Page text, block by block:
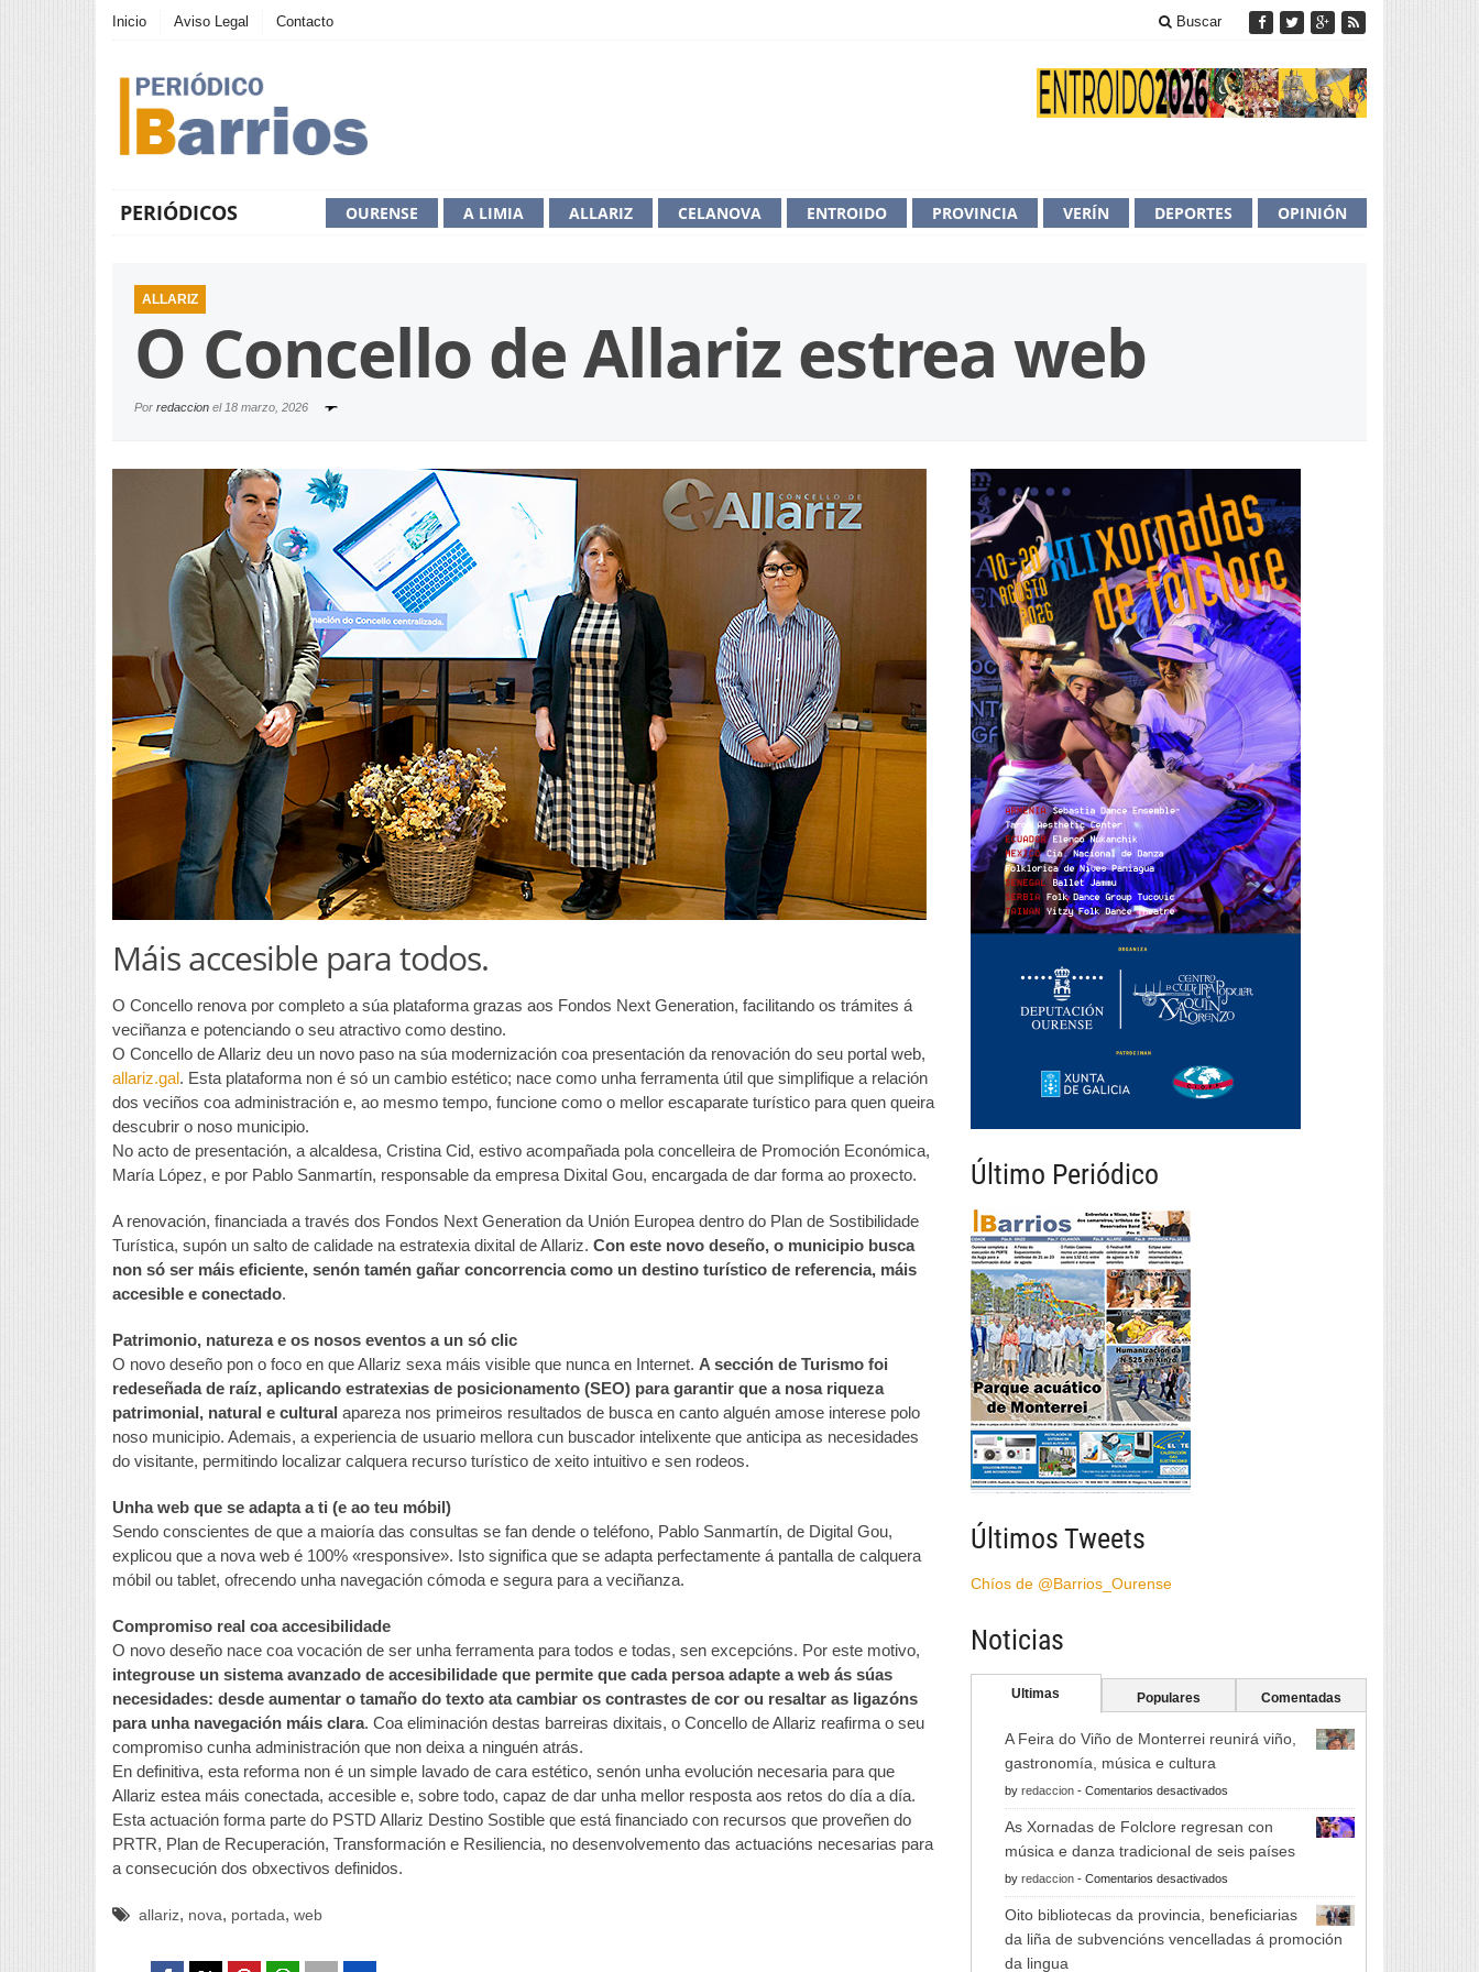
Inicio Aviso Legal Contacto Buscar
PERIÓDICOS OPINIÓN
DEPORTES
VERÍN
PROVINCIA
ENTROIDO
CELANOVA
ALLARIZ
A LIMIA
OURENSE
ALLARIZ
O Concello de Allariz estrea web
Por redaccion el 18 marzo, 2026
Máis accesible para todos.
O Concello renova por completo a súa plataforma grazas aos Fondos Next Generation, facilitando os trámites á
veciñanza e potenciando o seu atractivo como destino.
O Concello de Allariz deu un novo paso na súa modernización coa presentación da renovación do seu portal web,
allariz.gal. Esta plataforma non é só un cambio estético; nace como unha ferramenta útil que simplifique a relación
dos veciños coa administración e, ao mesmo tempo, funcione como o mellor escaparate turístico para quen queira
descubrir o noso municipio.
No acto de presentación, a alcaldesa, Cristina Cid, estivo acompañada pola concelleira de Promoción Económica,
María López, e por Pablo Sanmartín, responsable da empresa Dixital Gou, encargada de dar forma ao proxecto.
A renovación, financiada a través dos Fondos Next Generation da Unión Europea dentro do Plan de Sostibilidade
Turística, supón un salto de calidade na estratexia dixital de Allariz. Con este novo deseño, o municipio busca
non só ser máis eficiente, senón tamén gañar concorrencia como un destino turístico de referencia, máis
accesible e conectado.
Patrimonio, natureza e os nosos eventos a un só clic
O novo deseño pon o foco en que Allariz sexa máis visible que nunca en Internet. A sección de Turismo foi
redeseñada de raíz, aplicando estratexias de posicionamento (SEO) para garantir que a nosa riqueza
patrimonial, natural e cultural apareza nos primeiros resultados de busca en canto alguén amose interese polo
noso municipio. Ademais, a experiencia de usuario mellora cun buscador intelixente que anticipa as necesidades
do visitante, permitindo localizar calquera recurso turístico de xeito intuitivo e sen rodeos.
Unha web que se adapta a ti (e ao teu móbil)
Sendo conscientes de que a maioría das consultas se fan dende o teléfono, Pablo Sanmartín, de Digital Gou,
explicou que a nova web é 100% «responsive». Isto significa que se adapta perfectamente á pantalla de calquera
móbil ou tablet, ofrecendo unha navegación cómoda e segura para a veciñanza.
Compromiso real coa accesibilidade
O novo deseño nace coa vocación de ser unha ferramenta para todos e todas, sen excepcións. Por este motivo,
integrouse un sistema avanzado de accesibilidade que permite que cada persoa adapte a web ás súas
necesidades: desde aumentar o tamaño do texto ata cambiar os contrastes de cor ou resaltar as ligazóns
para unha navegación máis clara. Coa eliminación destas barreiras dixitais, o Concello de Allariz reafirma o seu
compromiso cunha administración que non deixa a ninguén atrás.
En definitiva, esta reforma non é un simple lavado de cara estético, senón unha evolución necesaria para que
Allariz estea máis conectada, accesible e, sobre todo, capaz de dar unha mellor resposta aos retos do día a día.
Esta actuación forma parte do PSTD Allariz Destino Sostible que está financiado con recursos que proveñen do
PRTR, Plan de Recuperación, Transformación e Resiliencia, no desenvolvemento das actuacións necesarias para
a consecución dos obxectivos definidos.
allariz, nova, portada, web
Último Periódico
Últimos Tweets
Chíos de @Barrios_Ourense
Noticias
Ultimas Populares Comentadas
A Feira do Viño de Monterrei reunirá viño,
gastronomía, música e cultura
by redaccion - Comentarios desactivados
A
de
Monterrei
As Xornadas de Folclore regresan con
música e danza tradicional de seis países
by redaccion - Comentarios desactivados
As
Oito bibliotecas da provincia, beneficiarias
da liña de subvencións vencelladas á promoción
da lingua